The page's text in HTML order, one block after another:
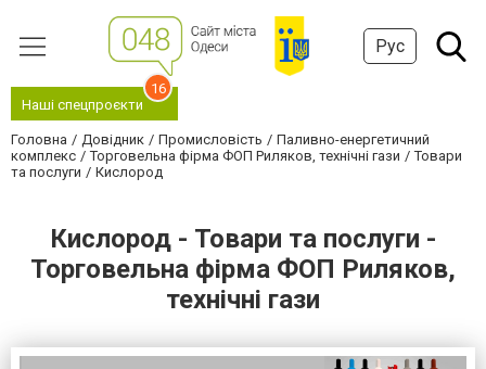
Рус
Наші спецпроєкти
16
Головна Довідник Промисловість
Паливно-енергетичний
комплекс
Торговельна фірма ФОП Риляков, технічні гази
Товари
та послуги
Кислород
Кислород - Товари та послуги -
Торговельна фірма ФОП Риляков,
технічні гази